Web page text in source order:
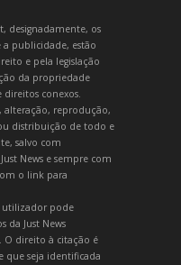
designadamente, os
a publicidade, estão
e pela legislação
da propriedade
conexos.
alteração, reprodução,
distribuição de todo e
salvo com
News e sempre com
o link para
utilizador pode
da Just News
O direito à citação é
seja identificada